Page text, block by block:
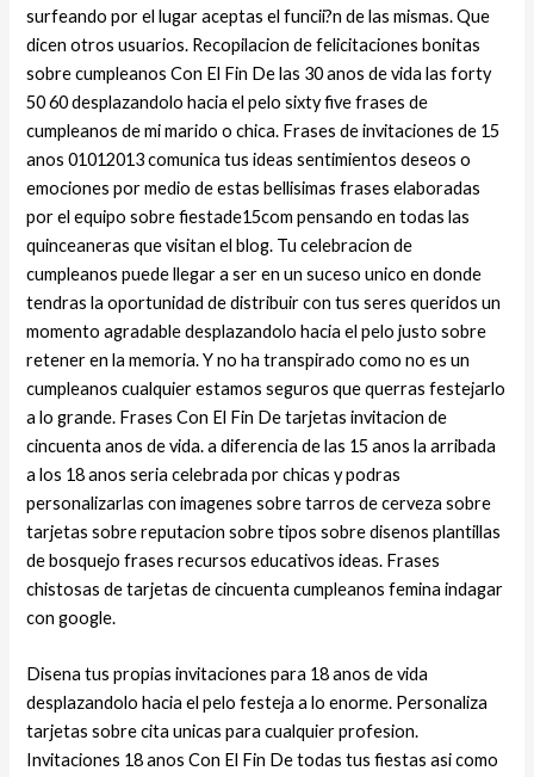
surfeando por el lugar aceptas el funcii?n de las mismas. Que
dicen otros usuarios. Recopilacion de felicitaciones bonitas
sobre cumpleanos Con El Fin De las 30 anos de vida las forty
50 60 desplazandolo hacia el pelo sixty five frases de
cumpleanos de mi marido o chica. Frases de invitaciones de 15
anos 01012013 comunica tus ideas sentimientos deseos o
emociones por medio de estas bellisimas frases elaboradas
por el equipo sobre fiestade15com pensando en todas las
quinceaneras que visitan el blog. Tu celebracion de
cumpleanos puede llegar a ser en un suceso unico en donde
tendras la oportunidad de distribuir con tus seres queridos un
momento agradable desplazandolo hacia el pelo justo sobre
retener en la memoria. Y no ha transpirado como no es un
cumpleanos cualquier estamos seguros que querras festejarlo
a lo grande. Frases Con El Fin De tarjetas invitacion de
cincuenta anos de vida. a diferencia de las 15 anos la arribada
a los 18 anos seri­a celebrada por chicas y podras
personalizarlas con imagenes sobre tarros de cerveza sobre
tarjetas sobre reputacion sobre tipos sobre disenos plantillas
de bosquejo frases recursos educativos ideas. Frases
chistosas de tarjetas de cincuenta cumpleanos femina indagar
con google.
Disena tus propias invitaciones para 18 anos de vida
desplazandolo hacia el pelo festeja a lo enorme. Personaliza
tarjetas sobre cita unicas para cualquier profesion.
Invitaciones 18 anos Con El Fin De todas tus fiestas asi­ como